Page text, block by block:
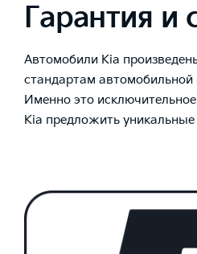
Гарантия и
Автомобили Kia
стандартам
Именно это
Kia предложить уникальные